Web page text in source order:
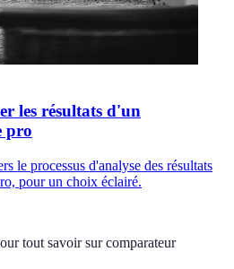
les résultats d'un
pro
le processus d'analyse des résultats
pour un choix éclairé.
tout savoir sur comparateur